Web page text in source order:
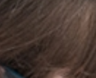
築・住宅